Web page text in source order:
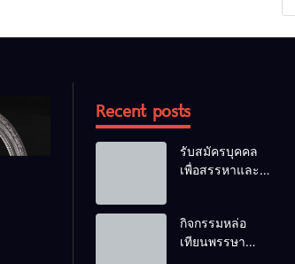
Recent posts
รับสมัครบุคคล
เพื่อสรรหาและ
ทั่วไป
กิจกรรมหล่อ
เทียนพรรษา